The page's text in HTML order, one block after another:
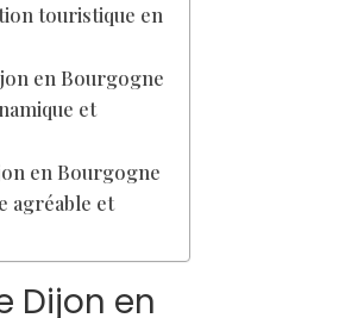
touristique en
en Bourgogne
et
en Bourgogne
agréable et
Dijon en